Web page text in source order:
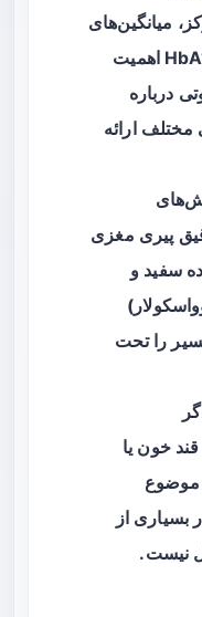
میانگین‌های
روزانه و معیارهایی مانند HbA1c اهمیت
درباره
مختلف ارائه
پیری مغزی
سفید و
را تحت
خون یا
موضوع
بسیاری از
نیست.